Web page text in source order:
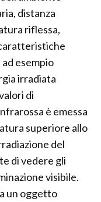
distanza
riflessa,
esempio
irradiata
di
è emessa
superiore allo
del
di vedere gli
visibile.
un oggetto